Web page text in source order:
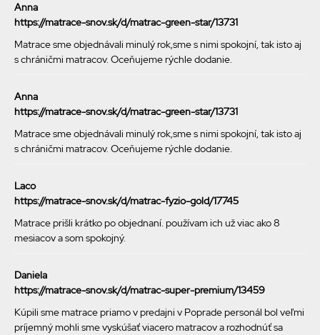
Anna
https://matrace-snov.sk/d/matrac-green-star/13731
Matrace sme objednávali minulý rok,sme s nimi spokojní, tak isto aj
s chráničmi matracov. Oceňujeme rýchle dodanie.
Anna
https://matrace-snov.sk/d/matrac-green-star/13731
Matrace sme objednávali minulý rok,sme s nimi spokojní, tak isto aj
s chráničmi matracov. Oceňujeme rýchle dodanie.
Laco
https://matrace-snov.sk/d/matrac-fyzio-gold/17745
Matrace prišli krátko po objednaní. používam ich už viac ako 8
mesiacov a som spokojný.
Daniela
https://matrace-snov.sk/d/matrac-super-premium/13459
Kúpili sme matrace priamo v predajni v Poprade personál bol veľmi
príjemný mohli sme vyskúšať viacero matracov a rozhodnúť sa